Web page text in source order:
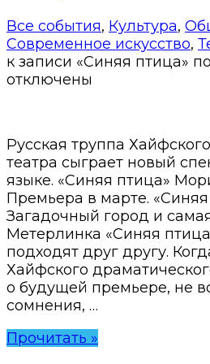
Все события, Культура,
Современное искусство,
к записи «Синяя птица»
отключены
Русская труппа
театра сыграет новый
языке. «Синяя птица»
Премьера в марте.
Загадочный город и
Метерлинка «Синяя
подходят друг другу.
Хайфского
о будущей премьере, не
сомнения, …
Прочитать »